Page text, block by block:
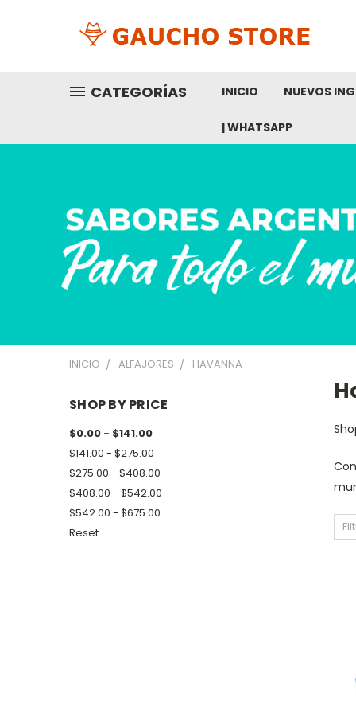
CATEGORÍAS INICIO NUEVOS
| WHATSAPP
INICIO ALFAJORES HAVANNA
SHOP BY PRICE
$0.00 - $141.00
$141.00 - $275.00
$275.00 - $408.00
$408.00 - $542.00
$542.00 - $675.00
Reset